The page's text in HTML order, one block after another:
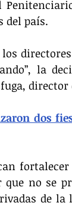
del país.
la
director
dos
no se
de